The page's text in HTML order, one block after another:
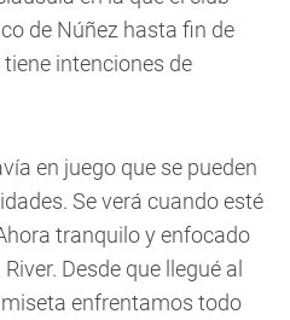
de Núñez hasta fin de
intenciones de
en juego que se pueden
Se verá cuando esté
tranquilo y enfocado
Desde que llegué al
enfrentamos todo